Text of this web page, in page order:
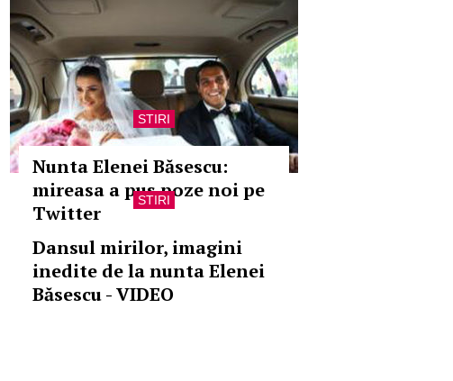
STIRI
Nunta Elenei Băsescu:
mireasa a pus poze noi pe
Twitter
STIRI
Dansul mirilor, imagini
inedite de la nunta Elenei
Băsescu - VIDEO